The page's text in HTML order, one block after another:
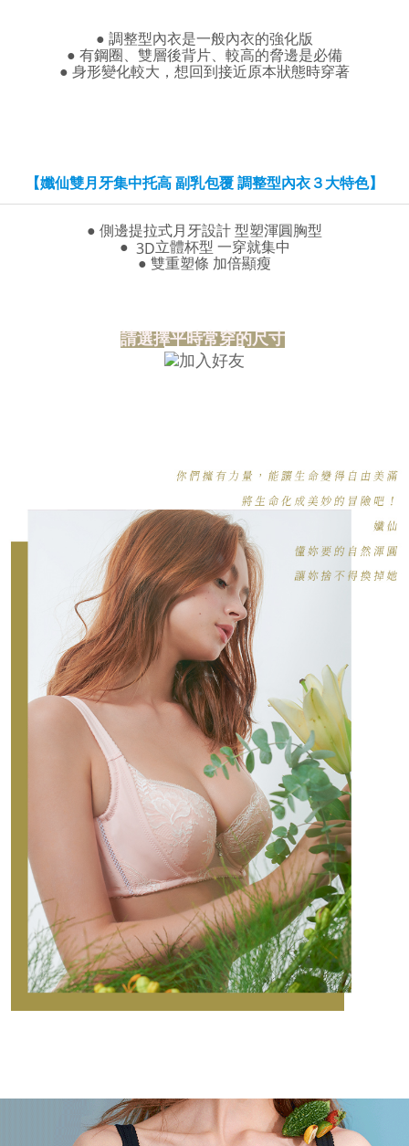
NT$1,300 atau lebih
香港直送- 順豐海外 Kadar Penghantaran
● 調整型內衣是一般內衣的強化版
● 有鋼圈、雙層後背片、較高的脅邊是必備
● 身形變化較大，想回到接近原本狀態時穿著
【孅仙雙月牙集中托高 副乳包覆 調整型內衣３大特色】
● 側邊提拉式月牙設計 型塑渾圓胸型
● 3D立體杯型 一穿就集中
● 雙重塑條 加倍顯瘦
請選擇平時常穿的尺寸